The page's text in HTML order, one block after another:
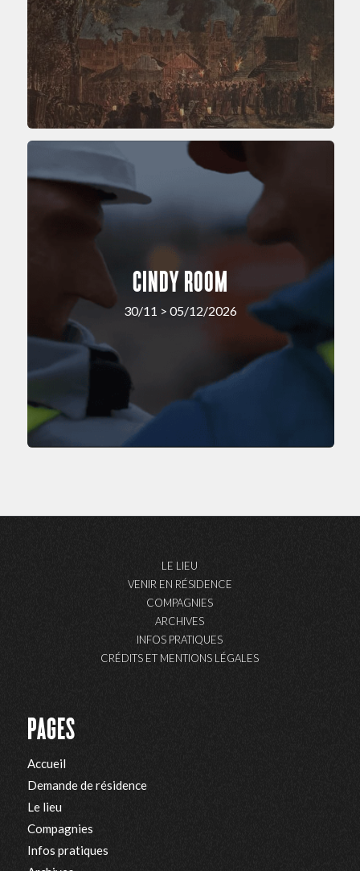
CINDY ROOM
30/11 > 05/12/2026
LE LIEU
VENIR EN RÉSIDENCE
COMPAGNIES
ARCHIVES
INFOS PRATIQUES
CRÉDITS ET MENTIONS LÉGALES
PAGES
Accueil
Demande de résidence
Le lieu
Compagnies
Infos pratiques